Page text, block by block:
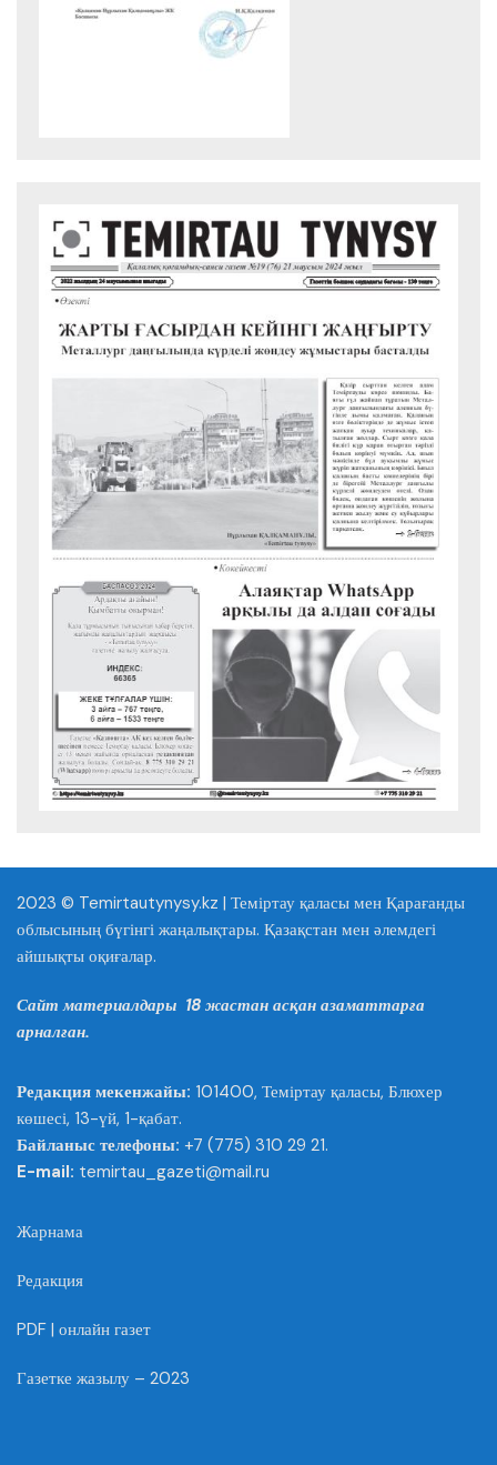
2023 © Temirtautynysy.kz | Теміртау қаласы мен Қарағанды
облысының бүгінгі жаңалықтары. Қазақстан мен әлемдегі
айшықты оқиғалар.
Сайт материалдары 18 жастан асқан азаматтарға
арналған.
Редакция мекенжайы: 101400, Теміртау қаласы, Блюхер
көшесі, 13-үй, 1-қабат.
Байланыс телефоны: +7 (775) 310 29 21.
E-mail: temirtau_gazeti@mail.ru
Жарнама
Редакция
PDF | онлайн газет
Газетке жазылу – 2023